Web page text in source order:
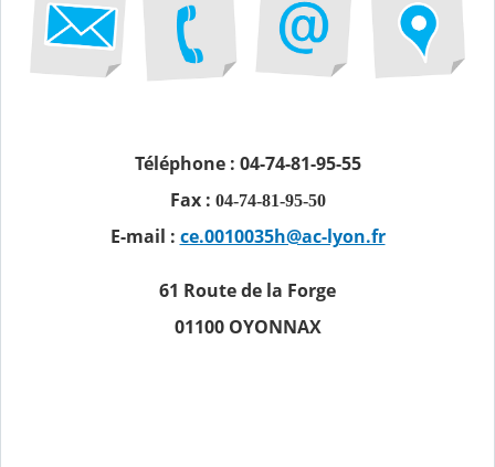
Téléphone : 04-74-81-95-55
Fax : 04-74-81-95-50
E-mail : ce.0010035h@ac-lyon.fr
61 Route de la Forge
01100 OYONNAX